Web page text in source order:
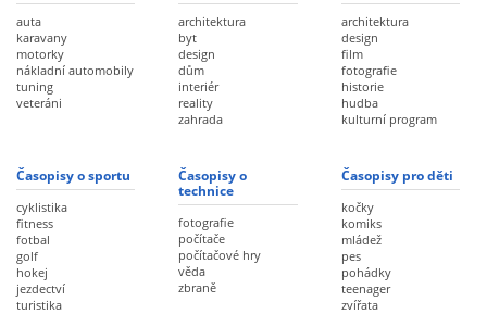
auta
karavany
motorky
nákladní automobily
tuning
veteráni
architektura
byt
design
dům
interiér
reality
zahrada
architektura
design
film
fotografie
historie
hudba
kulturní program
Časopisy o sportu
cyklistika
fitness
fotbal
golf
hokej
jezdectví
turistika
Časopisy o
technice
fotografie
počítače
počítačové hry
věda
zbraně
Časopisy pro děti
kočky
komiks
mládež
pes
pohádky
teenager
zvířata